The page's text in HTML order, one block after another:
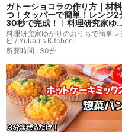
ガトーショコラの作り方｜材
つ！タッパーで簡単！レンジ2
30秒で完成！｜料理研究家ゆ
りのおうちで簡単レシピ書き起
こし
料理研究家ゆかりのおうちで簡単レ
ピ / Yukari's Kitchen
所要時間 : 30分